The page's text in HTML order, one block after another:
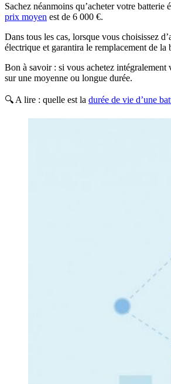
Sachez néanmoins qu’acheter votre
prix moyen est de 6 000 €.
Dans tous les cas, lorsque vous choisissez
électrique et garantira le remplacement de la
Bon à savoir : si vous achetez
sur une moyenne ou longue durée.
🔍 A lire : quelle est la durée de vie d’une